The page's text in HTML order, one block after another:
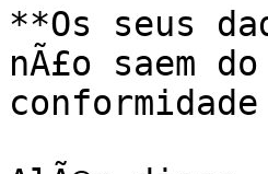
**Os seus
nÃ£o saem